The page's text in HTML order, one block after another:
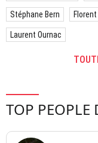
Stéphane Bern
Laurent Ournac
TOP PEOPLE